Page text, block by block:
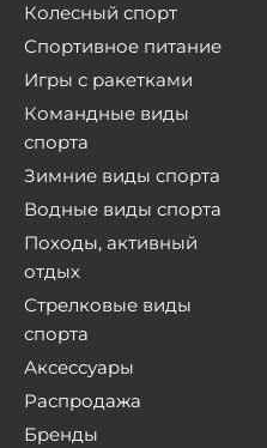
Колесный спорт
Спортивное питание
Игры с ракетками
Командные виды
спорта
Зимние виды спорта
Водные виды спорта
Походы, активный
отдых
Стрелковые виды
спорта
Аксессуары
Распродажа
Бренды